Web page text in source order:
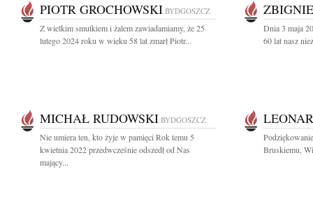
PIOTR GROCHOWSKI BYDGOSZCZ
Z wielkim smutkiem i żalem zawiadamiamy, że 25
lutego 2024 roku w wieku 58 lat zmarł Piotr...
Dnia 3 maja
60 lat nasz
MICHAŁ RUDOWSKI BYDGOSZCZ
Nie umiera ten, kto żyje w pamięci Rok temu 5
kwietnia 2022 przedwcześnie odszedł od Nas
mający...
Bruskiemu,